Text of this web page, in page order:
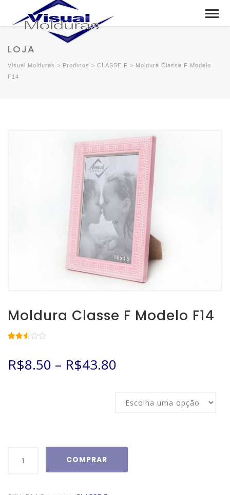
LOJA
Visual Molduras > Produtos > CLASSE F > Moldura Classe F Modelo
F14
Moldura Classe F Modelo F14
2.52
de 5,
R$8.50 – R$43.80
COMPRAR